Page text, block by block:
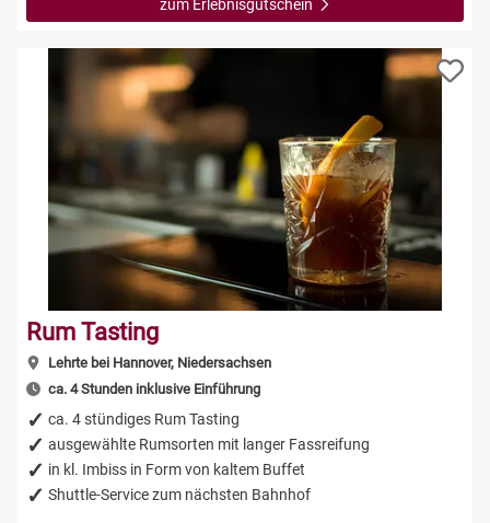
zum Erlebnisgutschein
Rum Tasting
Lehrte bei Hannover, Niedersachsen
ca. 4 Stunden inklusive Einführung
ca. 4 stündiges Rum Tasting
ausgewählte Rumsorten mit langer Fassreifung
in kl. Imbiss in Form von kaltem Buffet
Shuttle-Service zum nächsten Bahnhof